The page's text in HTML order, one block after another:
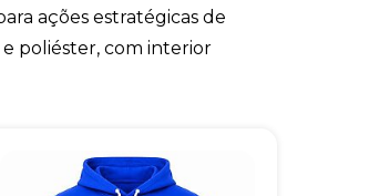
ações estratégicas de
poliéster, com interior